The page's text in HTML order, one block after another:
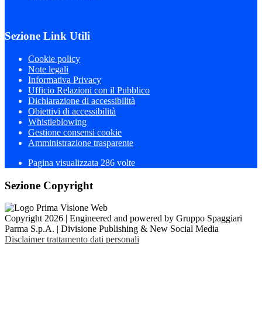
Sezione Link Utili
Cookie policy
Note legali
Informativa Privacy
Ufficio Relazioni con il Pubblico
Dichiarazione di accessibilità
Obiettivi di accessibilità
Whistleblowing
Gestione consensi cookie
Amministrazione trasparente
Pagina visualizzata 286 volte
Sezione Copyright
Copyright 2026 | Engineered and powered by Gruppo Spaggiari
Parma S.p.A. | Divisione Publishing & New Social Media
Disclaimer trattamento dati personali